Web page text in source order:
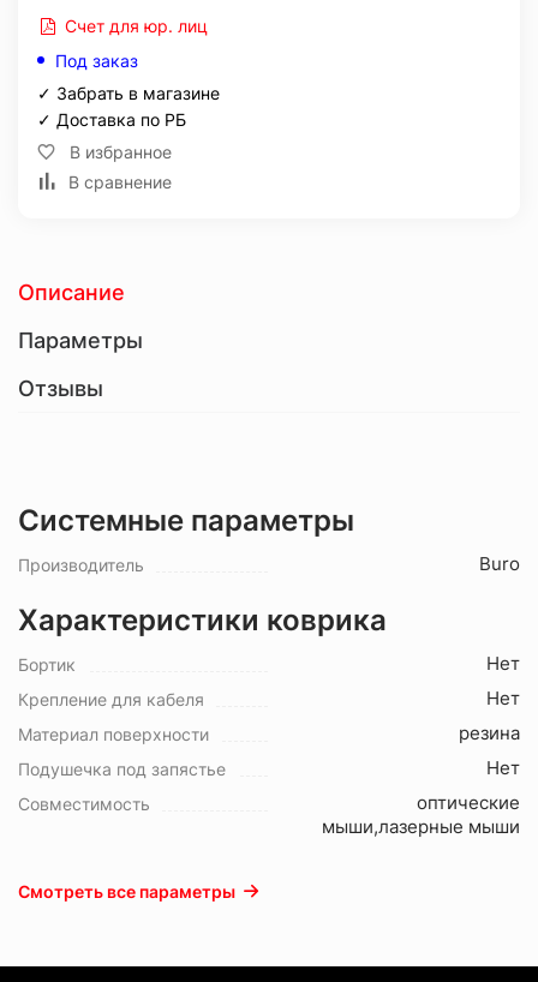
Счет для юр. лиц
Под заказ
✓ Забрать в магазине
✓ Доставка по РБ
В избранное
В сравнение
Описание
Параметры
Отзывы
Системные параметры
Производитель Buro
Характеристики коврика
Бортик Нет
Крепление для кабеля Нет
Материал поверхности резина
Подушечка под запястье Нет
Совместимость
оптические
мыши,лазерные мыши
Смотреть все параметры